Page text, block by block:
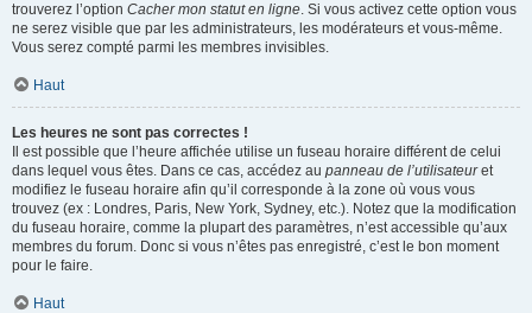
trouverez l’option Cacher mon statut en ligne. Si vous activez cette option vous
ne serez visible que par les administrateurs, les modérateurs et vous-même.
Vous serez compté parmi les membres invisibles.
Haut
Les heures ne sont pas correctes !
Il est possible que l’heure affichée utilise un fuseau horaire différent de celui
dans lequel vous êtes. Dans ce cas, accédez au panneau de l’utilisateuret
modifiez le fuseau horaire afin qu’il corresponde à la zone où vous vous
trouvez (ex : Londres, Paris, New York, Sydney, etc.). Notez que la modification
du fuseau horaire, comme la plupart des paramètres, n’est accessible qu’aux
membres du forum. Donc si vous n’êtes pas enregistré, c’est le bon moment
pour le faire.
Haut